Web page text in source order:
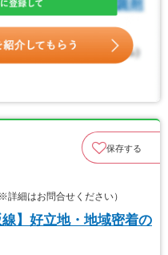
保存する
細はお問合せください）
】好立地・地域密着の